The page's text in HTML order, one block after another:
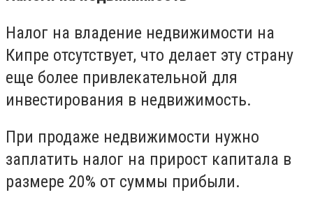
Налог на владение недвижимости на
Кипре отсутствует, что делает эту страну
еще более привлекательной для
инвестирования в недвижимость.
При продаже недвижимости нужно
заплатить налог на прирост капитала в
размере 20% от суммы прибыли.